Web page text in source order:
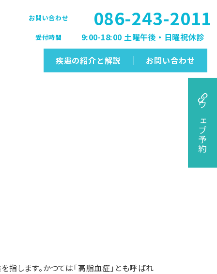
疾患の紹介と解説 お問い合わせ
お問い合わせ 086-243-2011
受付時間 9:00-18:00 土曜午後・日曜祝休診
ウェブ予約
します。かつては「高脂血症」とも呼ばれ